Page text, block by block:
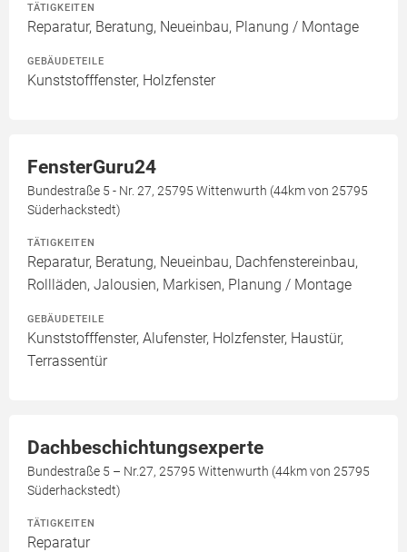
TÄTIGKEITEN
Reparatur, Beratung, Neueinbau, Planung / Montage
GEBÄUDETEILE
Kunststofffenster, Holzfenster
FensterGuru24
Bundestraße 5 - Nr. 27, 25795 Wittenwurth (44km von 25795
Süderhackstedt)
TÄTIGKEITEN
Reparatur, Beratung, Neueinbau, Dachfenstereinbau,
Rollläden, Jalousien, Markisen, Planung / Montage
GEBÄUDETEILE
Kunststofffenster, Alufenster, Holzfenster, Haustür,
Terrassentür
Dachbeschichtungsexperte
Bundestraße 5 – Nr.27, 25795 Wittenwurth (44km von 25795
Süderhackstedt)
TÄTIGKEITEN
Reparatur